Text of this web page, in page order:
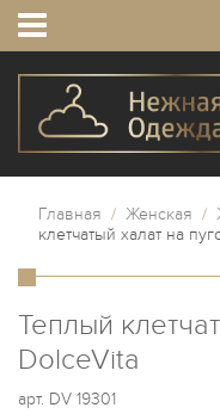
Главная / Женская /
клетчатый халат на
Теплый
DolceVita
арт. DV 19301